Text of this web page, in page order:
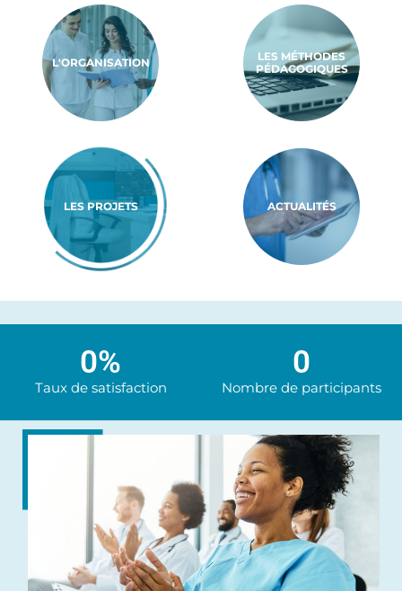
L'ORGANISATION
LES MÉTHODES
PÉDAGOGIQUES
LES PROJETS ACTUALITÉS
Taux de satisfaction
0%
Nombre de participants
0